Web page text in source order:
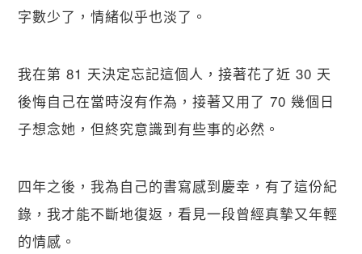
字數少了，情緒似乎也淡了。
我在第 81 天決定忘記這個人，接著花了近 30 天
後悔自己在當時沒有作為，接著又用了 70 幾個日
子想念她，但終究意識到有些事的必然。
四年之後，我為自己的書寫感到慶幸，有了這份紀
錄，我才能不斷地復返，看見一段曾經真摯又年輕
的情感。